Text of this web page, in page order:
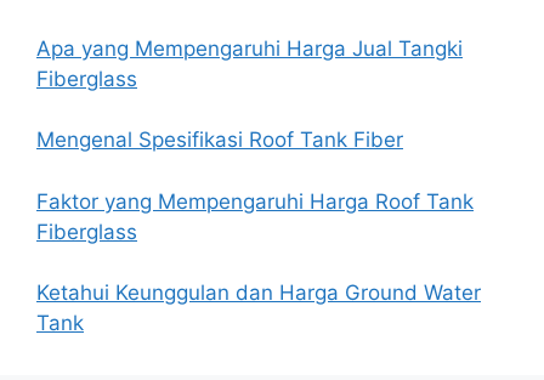
Apa yang Mempengaruhi Harga Jual Tangki
Fiberglass
Mengenal Spesifikasi Roof Tank Fiber
Faktor yang Mempengaruhi Harga Roof Tank
Fiberglass
Ketahui Keunggulan dan Harga Ground Water
Tank